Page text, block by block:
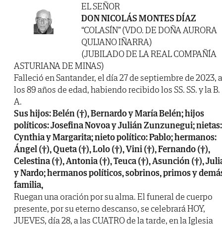
EL SEÑOR
DON NICOLÁS MONTES DÍAZ
“COLASÍN” (VDO. DE DOÑA AURORA
QUIJANO IÑARRA)
(JUBILADO DE LA REAL COMPAÑÍA
ASTURIANA DE MINAS)
Falleció en Santander, el día 27 de septiembre de 2023, a
los 89 años de edad, habiendo recibido los SS. SS. y la B.
A.
Sus hijos: Belén (†), Bernardo y María Belén; hijos
políticos: Josefina Novoa y Julián Zunzunegui; nietas:
Cynthia y Margarita; nieto político: Pablo; hermanos:
Ángel (†), Queta (†), Lolo (†), Vini (†), Fernando (†),
Celestina (†), Antonia (†), Teuca (†), Asunción (†),
y Nardo; hermanos políticos, sobrinos, primos y
familia,
Ruegan una oración por su alma. El funeral de cuerpo
presente, por su eterno descanso, se celebrará HOY,
JUEVES, día 28, a las CUATRO de la tarde, en la Iglesia